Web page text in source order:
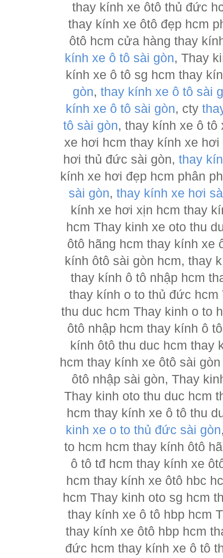
thay kính xe ôtô thủ đức
thay kính xe ôtô đẹp hcm
ôtô hcm cửa hàng thay
kính xe ô tô sài gòn, Thay
kính xe ô tô sg hcm thay
gòn, thay kính xe ô tô sài
kính xe ô tô sài gòn, cty
tô sài gòn, thay kính xe ô
xe hơi hcm thay kính xe
hơi thủ đức sài gòn, thay
kính xe hơi đẹp hcm phân
sài gòn, thay kính xe hơi
kính xe hơi xịn hcm thay
hcm Thay kinh xe oto thu
ôtô hãng hcm thay kính xe
kính ôtô sài gòn hcm, thay
thay kính ô tô nhập hcm
thay kính o to thủ đức
thu duc hcm Thay kinh o to
ôtô nhập hcm thay kính ô
kính ôtô thu duc hcm thay
hcm thay kính xe ôtô sài
ôtô nhập sài gòn, Thay
Thay kinh oto thu duc hcm
hcm thay kính xe ô tô thu
kinh xe o to thủ đức sài gòn
to hcm hcm thay kính ôtô
ô tô tđ hcm thay kính xe
hcm thay kính xe ôtô hbc
hcm Thay kinh oto sg hcm
thay kính xe ô tô hbp hcm
thay kính xe ôtô hbp hcm
đức hcm thay kính xe ô tô